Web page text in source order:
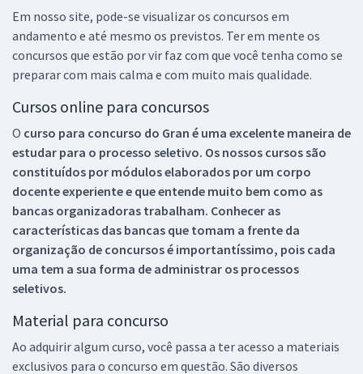
Em nosso site, pode-se visualizar os concursos em
andamento e até mesmo os previstos. Ter em mente os
concursos que estão por vir faz com que você tenha como se
preparar com mais calma e com muito mais qualidade.
Cursos online para concursos
O curso para concurso do Gran é uma excelente maneira de
estudar para o processo seletivo. Os nossos cursos são
constituídos por módulos elaborados por um corpo
docente experiente e que entende muito bem como as
bancas organizadoras trabalham. Conhecer as
características das bancas que tomam a frente da
organização de concursos é importantíssimo, pois cada
uma tem a sua forma de administrar os processos
seletivos.
Material para concurso
Ao adquirir algum curso, você passa a ter acesso a materiais
exclusivos para o concurso em questão. São diversos